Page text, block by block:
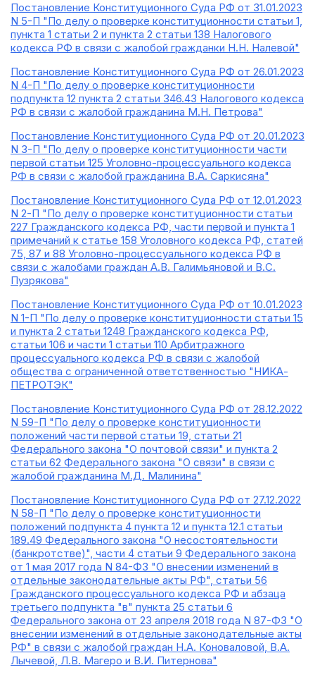
Постановление Конституционного Суда РФ от 31.01.2023
N 5-П "По делу о проверке конституционности статьи 1,
пункта 1 статьи 2 и пункта 2 статьи 138 Налогового
кодекса РФ в связи с жалобой гражданки Н.Н. Налевой"
Постановление Конституционного Суда РФ от 26.01.2023
N 4-П "По делу о проверке конституционности
подпункта 12 пункта 2 статьи 346.43 Налогового кодекса
РФ в связи с жалобой гражданина М.Н. Петрова"
Постановление Конституционного Суда РФ от 20.01.2023
N 3-П "По делу о проверке конституционности части
первой статьи 125 Уголовно-процессуального кодекса
РФ в связи с жалобой гражданина В.А. Саркисяна"
Постановление Конституционного Суда РФ от 12.01.2023
N 2-П "По делу о проверке конституционности статьи
227 Гражданского кодекса РФ, части первой и пункта 1
примечаний к статье 158 Уголовного кодекса РФ, статей
75, 87 и 88 Уголовно-процессуального кодекса РФ в
связи с жалобами граждан А.В. Галимьяновой и В.С.
Пузрякова"
Постановление Конституционного Суда РФ от 10.01.2023
N 1-П "По делу о проверке конституционности статьи 15
и пункта 2 статьи 1248 Гражданского кодекса РФ,
статьи 106 и части 1 статьи 110 Арбитражного
процессуального кодекса РФ в связи с жалобой
общества с ограниченной ответственностью "НИКА-
ПЕТРОТЭК"
Постановление Конституционного Суда РФ от 28.12.2022
N 59-П "По делу о проверке конституционности
положений части первой статьи 19, статьи 21
Федерального закона "О почтовой связи" и пункта 2
статьи 62 Федерального закона "О связи" в связи с
жалобой гражданина М.Д. Малинина"
Постановление Конституционного Суда РФ от 27.12.2022
N 58-П "По делу о проверке конституционности
положений подпункта 4 пункта 12 и пункта 12.1 статьи
189.49 Федерального закона "О несостоятельности
(банкротстве)", части 4 статьи 9 Федерального закона
от 1 мая 2017 года N 84-ФЗ "О внесении изменений в
отдельные законодательные акты РФ", статьи 56
Гражданского процессуального кодекса РФ и абзаца
третьего подпункта "в" пункта 25 статьи 6
Федерального закона от 23 апреля 2018 года N 87-ФЗ "О
внесении изменений в отдельные законодательные акты
РФ" в связи с жалобой граждан Н.А. Коноваловой, В.А.
Лычевой, Л.В. Магеро и В.И. Питернова"